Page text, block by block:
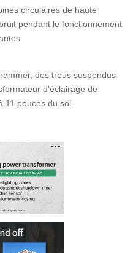
circulaires de haute
pendant le fonctionnement
des trous suspendus
d'éclairage de
11 pouces du sol.